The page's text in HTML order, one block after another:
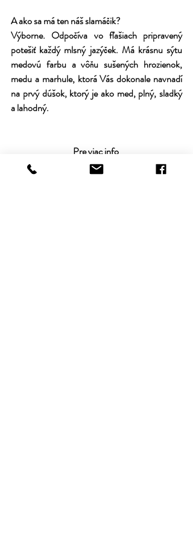
A ako sa má ten náš slamáčik?
Výborne. Odpočíva vo fľašiach pripravený
potešiť každý mlsný jazýček. Má krásnu sýtu
medovú farbu a vôňu sušených hrozienok,
medu a marhule, ktorá Vás dokonale navnadí
na prvý dúšok, ktorý je ako med, plný, sladký
a lahodný.
Pre viac info
https://www.kollarwinery.sk/product-